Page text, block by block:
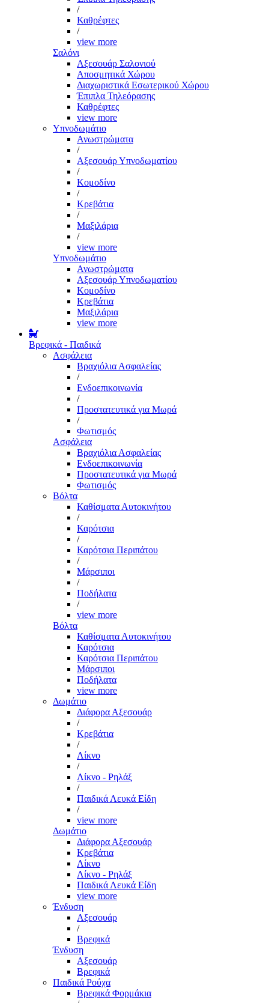
/
Καθρέφτες
/
view more
Σαλόνι
Αξεσουάρ Σαλονιού
Αποσμητικά Χώρου
Διαχωριστικά Εσωτερικού Χώρου
Έπιπλα Τηλεόρασης
Καθρέφτες
view more
Υπνοδωμάτιο
Ανωστρώματα
/
Αξεσουάρ Υπνοδωματίου
/
Κομοδίνο
/
Κρεβάτια
/
Μαξιλάρια
/
view more
Υπνοδωμάτιο
Ανωστρώματα
Αξεσουάρ Υπνοδωματίου
Κομοδίνο
Κρεβάτια
Μαξιλάρια
view more
Βρεφικά - Παιδικά
Ασφάλεια
Βραχιόλια Ασφαλείας
/
Ενδοεπικοινωνία
/
Προστατευτικά για Μωρά
/
Φωτισμός
Ασφάλεια
Βραχιόλια Ασφαλείας
Ενδοεπικοινωνία
Προστατευτικά για Μωρά
Φωτισμός
Βόλτα
Καθίσματα Αυτοκινήτου
/
Καρότσια
/
Καρότσια Περιπάτου
/
Μάρσιποι
/
Ποδήλατα
/
view more
Βόλτα
Καθίσματα Αυτοκινήτου
Καρότσια
Καρότσια Περιπάτου
Μάρσιποι
Ποδήλατα
view more
Δωμάτιο
Διάφορα Αξεσουάρ
/
Κρεβάτια
/
Λίκνο
/
Λίκνο - Ρηλάξ
/
Παιδικά Λευκά Είδη
/
view more
Δωμάτιο
Διάφορα Αξεσουάρ
Κρεβάτια
Λίκνο
Λίκνο - Ρηλάξ
Παιδικά Λευκά Είδη
view more
Ένδυση
Αξεσουάρ
/
Βρεφικά
Ένδυση
Αξεσουάρ
Βρεφικά
Παιδικά Ρούχα
Βρεφικά Φορμάκια